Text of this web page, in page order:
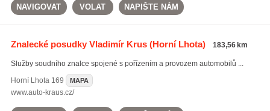
NAVIGOVAT VOLAT NAPIŠTE NÁM
Znalecké posudky Vladimír Krus(Horní Lhota) 183,56 km
Služby soudního znalce spojené s pořízením a provozem automobilů ...
Horní Lhota169 MAPA
www.auto-kraus.cz/